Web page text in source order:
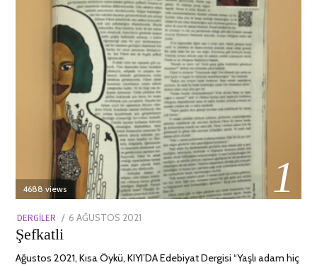
01
4688 views
DERGILER
POSTED
6 AĞUSTOS 2021
Şefkatli
Ağustos 2021, Kısa Öykü, KIYI’DA Edebiyat Dergisi “Yaşlı adam hiç